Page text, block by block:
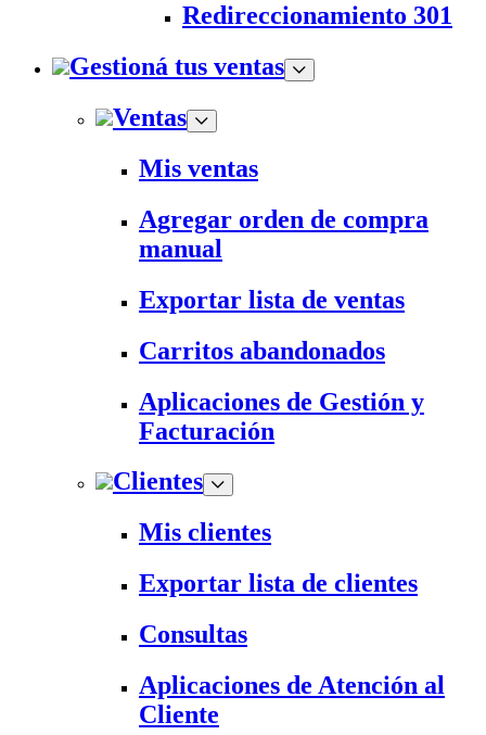
Redireccionamiento 301
Gestioná tus ventas
Ventas
Mis ventas
Agregar orden de compra
manual
Exportar lista de ventas
Carritos abandonados
Aplicaciones de Gestión y
Facturación
Clientes
Mis clientes
Exportar lista de clientes
Consultas
Aplicaciones de Atención al
Cliente